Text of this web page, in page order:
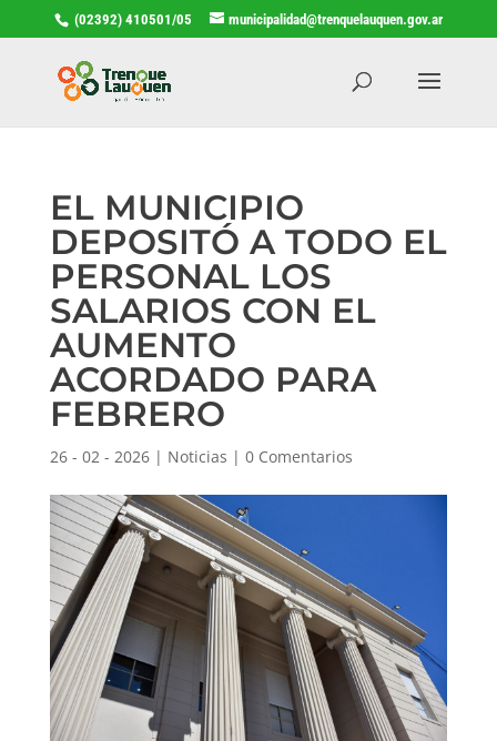
(02392) 410501/05 municipalidad@trenquelauquen.gov.ar
EL MUNICIPIO
DEPOSITÓ A TODO EL
PERSONAL LOS
SALARIOS CON EL
AUMENTO
ACORDADO PARA
FEBRERO
26 - 02 - 2026| Noticias | 0 Comentarios